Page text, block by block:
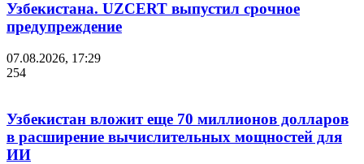
Узбекистана. UZCERT выпустил срочное
предупреждение
07.08.2026, 17:29
254
Узбекистан вложит еще 70 миллионов долларов
в расширение вычислительных мощностей для
ИИ